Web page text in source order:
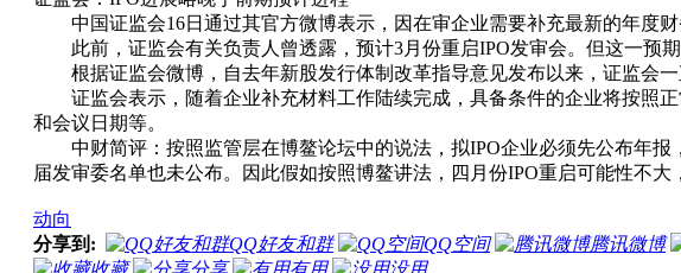
中国证监会16日通过其官方微博表示，因在审企业需要补充最新的年度财
此前，证监会有关负责人曾透露，预计3月份重启IPO发审会。但这一预
根据证监会微博，自去年新股发行体制改革指导意见发布以来，证监会一
证监会表示，随着企业补充材料工作陆续完成，具备条件的企业将按照正
和会议日期等。
中财简评：按照监管层在博鳌论坛中的说法，拟IPO企业必须先公布年报
届发审委名单也未公布。因此假如按照博鳌讲法，四月份IPO重启可能性不大
动向
分享到:
QQ好友和群 QQ空间 腾讯微博
收藏
分享 有用 没用